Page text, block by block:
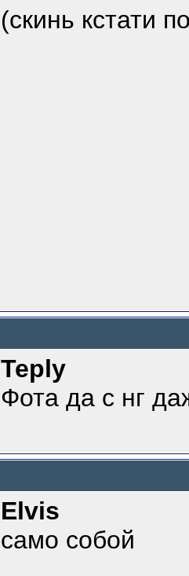
(скинь кстати
Teply
Фота да с нг
Elvis
само собой